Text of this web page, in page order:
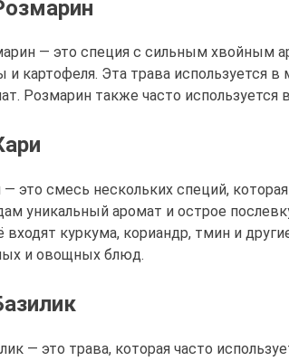
— это специя с сильным хвойным
и картофеля. Эта трава используется
Розмарин также часто
— это смесь нескольких специй,
уникальный аромат и острое
входят куркума, кориандр, тмин и
и овощных блюд.
— это трава, которая часто